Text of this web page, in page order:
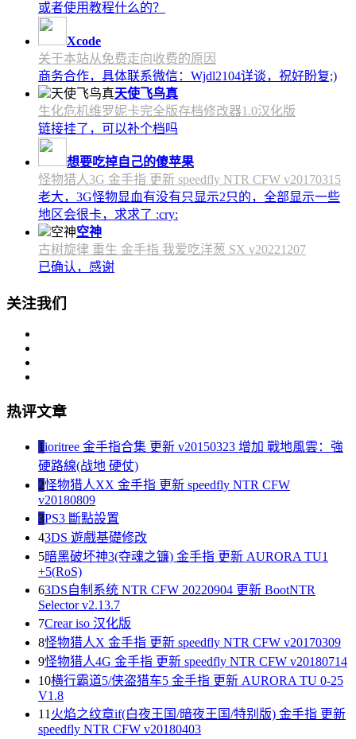
或者使用教程什么的？
Xcode
关于本站从免费走向收费的原因
商务合作，具体联系微信：Wjdl2104详谈，祝好盼复;)
天使飞鸟真
生化危机维罗妮卡完全版存档修改器1.0汉化版
链接挂了，可以补个档吗
想要吃掉自己的傻苹果
怪物猎人3G 金手指 更新 speedfly NTR CFW v20170315
老大，3G怪物显血有没有只显示2只的，全部显示一些
地区会很卡，求求了 :cry:
空神
古树旋律 重生 金手指 我爱吃洋葱 SX v20221207
已确认，感谢
关注我们
热评文章
1ioritree 金手指合集 更新 v20150323 增加 戰地風雲：強
硬路線(战地 硬仗)
2怪物猎人XX 金手指 更新 speedfly NTR CFW
v20180809
3PS3 斷點設置
43DS 遊戲基礎修改
5暗黑破坏神3(夺魂之镰) 金手指 更新 AURORA TU1
+5(RoS)
63DS自制系统 NTR CFW 20220904 更新 BootNTR
Selector v2.13.7
7Crear iso 汉化版
8怪物猎人X 金手指 更新 speedfly NTR CFW v20170309
9怪物猎人4G 金手指 更新 speedfly NTR CFW v20180714
10横行霸道5/侠盗猎车5 金手指 更新 AURORA TU 0-25
V1.8
11 火焰之纹章if(白夜王国/暗夜王国/特别版) 金手指 更新
speedfly NTR CFW v20180403